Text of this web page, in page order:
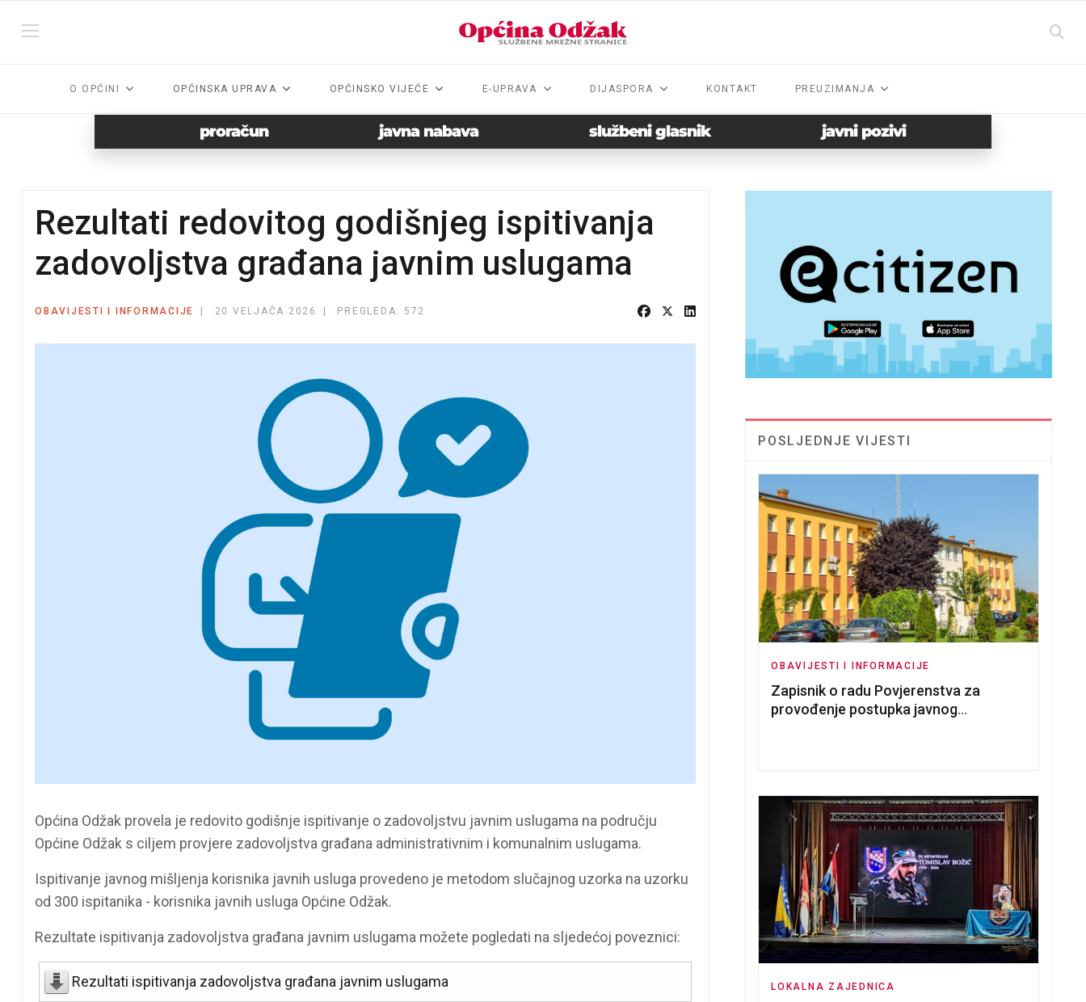
O OPĆINI OPĆINSKA UPRAVA OPĆINSKO VIJEĆE E-UPRAVA DIJASPORA KONTAKT PREUZIMANJA
proračun javna nabava službeni glasnik javni pozivi
Rezultati redovitog godišnjeg ispitivanja
zadovoljstva građana javnim uslugama
OBAVIJESTI I INFORMACIJE 20 VELJAČA 2026 PREGLEDA: 572
Općina Odžak provela je redovito godišnje ispitivanje o zadovoljstvu javnim uslugama na području
Općine Odžak s ciljem provjere zadovoljstva građana administrativnim i komunalnim uslugama.
Ispitivanje javnog mišljenja korisnika javnih usluga provedeno je metodom slučajnog uzorka na uzorku
od 300 ispitanika - korisnika javnih usluga Općine Odžak.
Rezultate ispitivanja zadovoljstva građana javnim uslugama možete pogledati na sljedećoj poveznici:
Rezultati ispitivanja zadovoljstva građana javnim uslugama
POSLJEDNJE VIJESTI
OBAVIJESTI I INFORMACIJE
Zapisnik o radu Povjerenstva za
provođenje postupka javnog
LOKALNA ZAJEDNICA